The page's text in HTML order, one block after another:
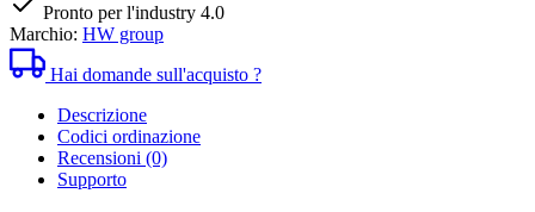
Pronto per l'industry 4.0
Marchio: HW group
Hai domande sull'acquisto ?
Descrizione
Codici ordinazione
Recensioni (0)
Supporto